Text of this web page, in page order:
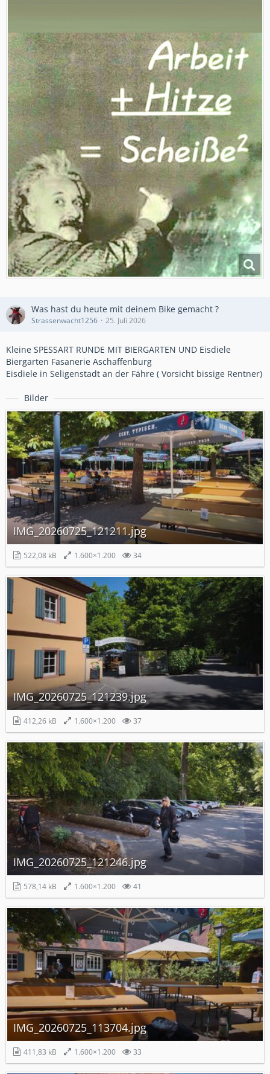
Was hast du heute mit deinem Bike gemacht ?
Strassenwacht1256 25. Juli 2026
Kleine SPESSART RUNDE MIT BIERGARTEN UND Eisdiele
Biergarten Fasanerie Aschaffenburg
Eisdiele in Seligenstadt an der Fähre ( Vorsicht bissige Rentner)
Bilder
IMG_20260725_121211.jpg
522,08 kB 1.600×1.200 34
IMG_20260725_121239.jpg
412,26 kB 1.600×1.200 37
IMG_20260725_121246.jpg
578,14 kB 1.600×1.200 41
IMG_20260725_113704.jpg
411,83 kB 1.600×1.200 33